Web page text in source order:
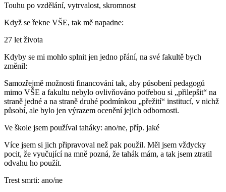
Touhu po vzdělání, vytrvalost, skromnost
Když se řekne VŠE, tak mě napadne:
27 let života
Kdyby se mi mohlo splnit jen jedno přání, na své fakultě bych
změnil:
Samozřejmě možnosti financování tak, aby působení pedagogů
mimo VŠE a fakultu nebylo ovlivňováno potřebou si „přilepšit“ na
straně jedné a na straně druhé podmínkou „přežití“ institucí, v nichž
působí, ale bylo jen výrazem ocenění jejich odbornosti.
Ve škole jsem používal taháky: ano/ne, příp. jaké
Více jsem si jich připravoval než pak použil. Měl jsem vždycky
pocit, že vyučující na mně pozná, že tahák mám, a tak jsem ztratil
odvahu ho použít.
Trest smrti: ano/ne